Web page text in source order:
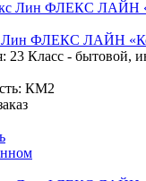
Лин ФЛЕКС ЛАЙН
23 Класс - бытовой,
КМ2